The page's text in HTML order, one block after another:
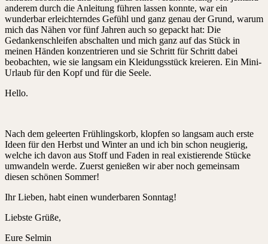
anderem durch die Anleitung führen lassen konnte, war ein
wunderbar erleichterndes Gefühl und ganz genau der Grund, warum
mich das Nähen vor fünf Jahren auch so gepackt hat: Die
Gedankenschleifen abschalten und mich ganz auf das Stück in
meinen Händen konzentrieren und sie Schritt für Schritt dabei
beobachten, wie sie langsam ein Kleidungsstück kreieren. Ein Mini-
Urlaub für den Kopf und für die Seele.
Hello.
Nach dem geleerten Frühlingskorb, klopfen so langsam auch erste
Ideen für den Herbst und Winter an und ich bin schon neugierig,
welche ich davon aus Stoff und Faden in real existierende Stücke
umwandeln werde. Zuerst genießen wir aber noch gemeinsam
diesen schönen Sommer!
Ihr Lieben, habt einen wunderbaren Sonntag!
Liebste Grüße,
Eure Selmin